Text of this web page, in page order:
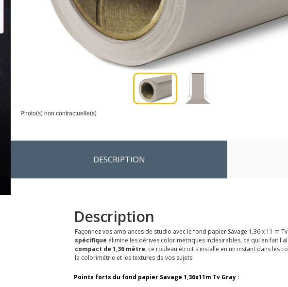
Photo(s) non contractuelle(s)
DESCRIPTION
Description
Façonnez vos ambiances de studio avec le fond papier Savage 1,36 x 11 m
spécifique élimine les dérives colorimétriques indésirables, ce qui en fait
compact de 1,36 mètre, ce rouleau étroit s'installe en un instant dans les
la colorimétrie et les textures de vos sujets.
Points forts du fond papier Savage 1,36x11m Tv Gray :